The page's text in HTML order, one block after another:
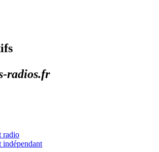
radios.fr
radio
indépendant